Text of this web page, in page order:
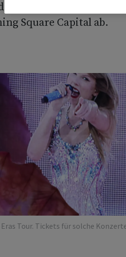
vom US-Investor Bill
Square Capital ab.
Tour. Tickets für solche